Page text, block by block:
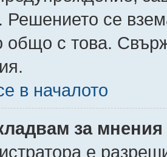
Решението се
с това.
в началото
за
е